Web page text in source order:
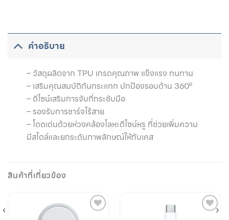
คำอธิบาย
– วัสดุผลิตจาก TPU เกรดคุณภาพ แข็งแรง ทนทาน
– เสริมคุณสมบัติกันกระแทก ปกป้องรอบด้าน 360º
– ดีไซน์เสริมการจับที่กระชับมือ
– รองรับการชาร์จไร้สาย
– โดดเด่นด้วยห่วงคล้องโลหะดีไซน์หรู ที่ช่วยเพิ่มความ
มีสไตล์และยกระดับภาพลักษณ์ให้กับเคส
สินค้าที่เกี่ยวข้อง